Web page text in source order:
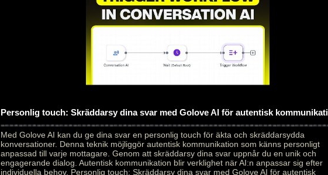
Personlig touch: Skräddarsy dina svar med Golove AI för autentisk
Med Golove AI kan du ge dina svar en personlig touch för äkta och skräddarsydda
konversationer. Denna teknik möjliggör autentisk kommunikation som känns personligt
anpassad till varje mottagare. Genom att skräddarsy dina svar uppnår du en unik och
engagerande dialog. Autentisk kommunikation blir verklighet när AI:n anpassar sig efter
individuella behov. Personlig touch: Skräddarsy dina svar med Golove AI för autentisk